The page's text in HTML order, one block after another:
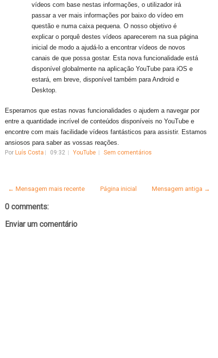
vídeos com base nestas informações, o utilizador irá
passar a ver mais informações por baixo do vídeo em
questão e numa caixa pequena. O nosso objetivo é
explicar o porquê destes vídeos aparecerem na sua página
inicial de modo a ajudá-lo a encontrar vídeos de novos
canais de que possa gostar. Esta nova funcionalidade está
disponível globalmente na aplicação YouTube para iOS e
estará, em breve, disponível também para Android e
Desktop.
Esperamos que estas novas funcionalidades o ajudem a navegar por
entre a quantidade incrível de conteúdos disponíveis no YouTube e
encontre com mais facilidade vídeos fantásticos para assistir. Estamos
ansiosos para saber as vossas reações.
Por Luís Costa 09:32 YouTube Sem comentários
← Mensagem mais recente Mensagem antiga →
Página inicial
0 comments:
Enviar um comentário